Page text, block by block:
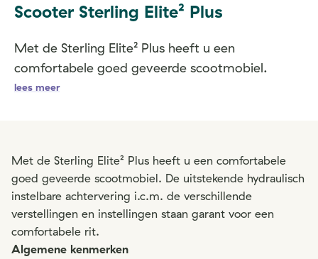
Scooter Sterling Elite² Plus
Met de Sterling Elite² Plus heeft u een
comfortabele goed geveerde scootmobiel.
lees meer
Met de Sterling Elite² Plus heeft u een comfortabele
goed geveerde scootmobiel. De uitstekende hydraulisch
instelbare achtervering i.c.m. de verschillende
verstellingen en instellingen staan garant voor een
comfortabele rit.
Algemene kenmerken